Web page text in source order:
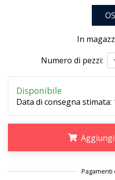
Tempo di lettura: 1 min.
brand
ambassador
WePlayHandball
sei
OS
In
Numero di pezzi:
Disponibile
Data di consegna stimata: